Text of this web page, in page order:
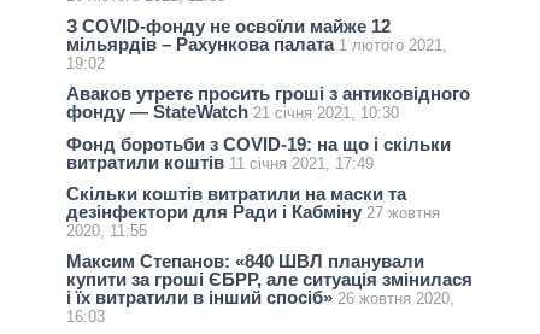
З COVID-фонду не освоїли майже 12
мільярдів – Рахункова палата 1 лютого 2021,
19:02
Аваков утретє просить гроші з антиковідного
фонду — StateWatch 21 січня 2021, 10:30
Фонд боротьби з COVID-19: на що і скільки
витратили коштів 11 січня 2021, 17:49
Скільки коштів витратили на маски та
дезінфектори для Ради і Кабміну 27 жовтня
2020, 11:55
Максим Степанов: «840 ШВЛ планували
купити за гроші ЄБРР, але ситуація змінилася
і їх витратили в інший спосіб» 26 жовтня 2020,
16:03